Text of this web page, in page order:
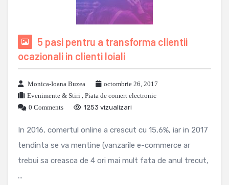
5 pasi pentru a transforma clientii
ocazionali in clienti loiali
Monica-Ioana Buzea
octombrie 26, 2017
Evenimente & Stiri , Piata de comert electronic
0 Comments
1253 vizualizari
In 2016, comertul online a crescut cu 15,6%, iar in 2017
tendinta se va mentine (vanzarile e-commerce ar
trebui sa creasca de 4 ori mai mult fata de anul trecut,
...